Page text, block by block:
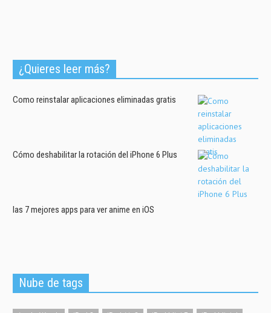
¿Quieres leer más?
Como reinstalar aplicaciones eliminadas gratis
Cómo deshabilitar la rotación del iPhone 6 Plus
las 7 mejores apps para ver anime en iOS
Nube de tags